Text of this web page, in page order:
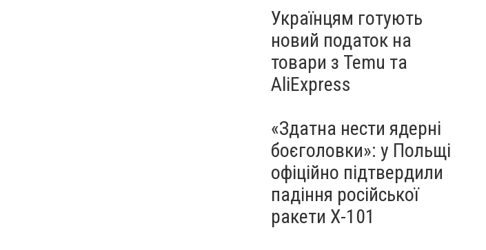
Українцям готують
новий податок на
товари з Temu та
AliExpress
«Здатна нести ядерні
боєголовки»: у Польщі
офіційно підтвердили
падіння російської
ракети Х-101